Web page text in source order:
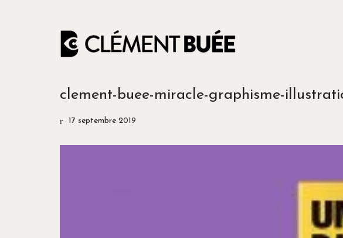
clement-buee-miracle-graphisme-
17 septembre 2019